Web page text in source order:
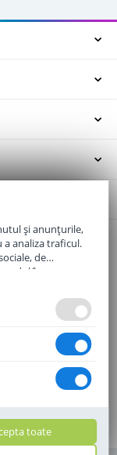
și anunțurile,
analiza traficul.
de
în care
alte informații
toate